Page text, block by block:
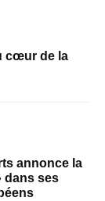
cœur de la
annonce la
dans ses